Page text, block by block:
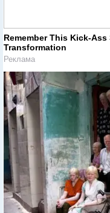
Remember This Kick-
Transformation
Реклама